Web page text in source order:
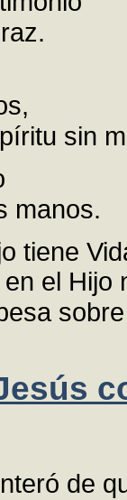
sin
manos.
tiene
el Hijo
de